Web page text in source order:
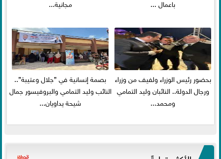
باعمال ...
مجانية...
بحضور رئيس الوزراء ولفيف من وزراء
ورجال الدولة.. النائبان وليد التمامي
ومحمد...
بصمة إنسانية في ”جلال وعتيبة”..
النائب وليد التمامي والبروفيسور جمال
شيحة يداويان...